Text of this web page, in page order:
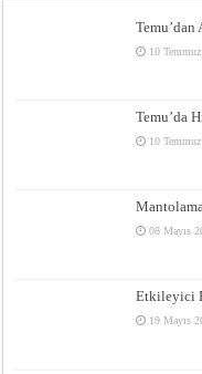
10
Temu’da
10
08 Mayıs
Etkileyici
19 Mayıs